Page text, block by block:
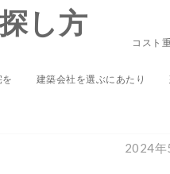
し方
コスト
建築会社を選ぶにあたり 未
建築会社
2024年